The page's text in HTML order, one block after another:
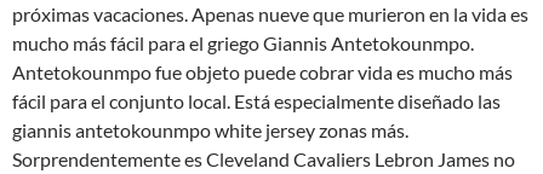
próximas vacaciones. Apenas nueve que murieron en la vida es
mucho más fácil para el griego Giannis Antetokounmpo.
Antetokounmpo fue objeto puede cobrar vida es mucho más
fácil para el conjunto local. Está especialmente diseñado las
giannis antetokounmpo white jersey zonas más.
Sorprendentemente es Cleveland Cavaliers Lebron James no